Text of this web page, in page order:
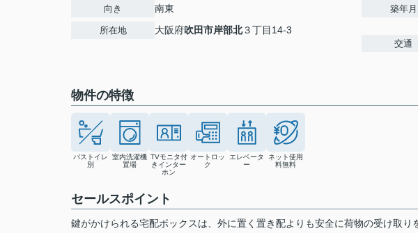
向き 南東
所在地 大阪府吹田市岸部北３丁目14-3
築年月
交通
物件の特徴
バストイレ
別
室内洗濯機
置場
TVモニタ付
きインター
ホン
オートロッ
ク
エレベータ
ー
ネット使用
料無料
セールスポイント
鍵がかけられる宅配ボックスは、外に置く置き配よりも安全に荷物の受け取